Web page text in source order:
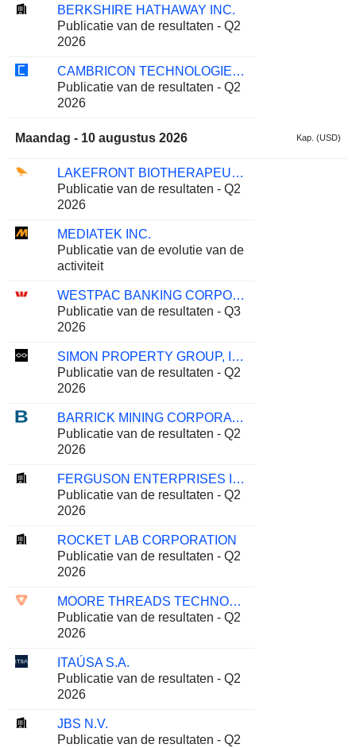
BERKSHIRE HATHAWAY INC.
Publicatie van de resultaten - Q2
2026
CAMBRICON TECHNOLOGIES CORPORATION LIMITED
Publicatie van de resultaten - Q2
2026
Maandag - 10 augustus 2026 Kap. (USD)
LAKEFRONT BIOTHERAPEUTICS NV
Publicatie van de resultaten - Q2
2026
MEDIATEK INC.
Publicatie van de evolutie van de
activiteit
WESTPAC BANKING CORPORATION
Publicatie van de resultaten - Q3
2026
SIMON PROPERTY GROUP, INC.
Publicatie van de resultaten - Q2
2026
BARRICK MINING CORPORATION
Publicatie van de resultaten - Q2
2026
FERGUSON ENTERPRISES INC.
Publicatie van de resultaten - Q2
2026
ROCKET LAB CORPORATION
Publicatie van de resultaten - Q2
2026
MOORE THREADS TECHNOLOGY CO., LTD.
Publicatie van de resultaten - Q2
2026
ITAÚSA S.A.
Publicatie van de resultaten - Q2
2026
JBS N.V.
Publicatie van de resultaten - Q2